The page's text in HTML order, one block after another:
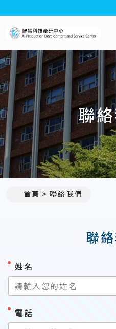
聯
首頁 聯絡我們
聯
姓名
*
請輸入您的姓名
電話
*